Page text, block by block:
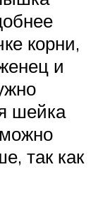
корни,
и
шейка
так как